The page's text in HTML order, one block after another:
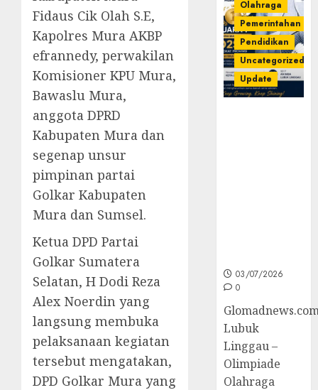
Fidaus Cik Olah S.E,
Kapolres Mura AKBP
efrannedy, perwakilan
Komisioner KPU Mura,
Bawaslu Mura,
anggota DPRD
Kabupaten Mura dan
segenap unsur
pimpinan partai
Golkar Kabupaten
Mura dan Sumsel.
Ketua DPD Partai
Golkar Sumatera
Selatan, H Dodi Reza
Alex Noerdin yang
langsung membuka
pelaksanaan kegiatan
tersebut mengatakan,
DPD Golkar Mura yang
Olahraga
Pemerintahan
Pendidikan
Uncategorized
Update
03/07/2026
0
Lubuk
Linggau –
Olimpiade
Olahraga